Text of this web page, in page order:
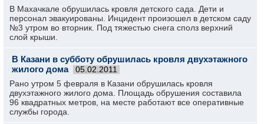
В Махачкале обрушилась кровля детского сада. Дети и
персонал эвакуированы. Инцидент произошел в детском саду
№3 утром во вторник. Под тяжестью снега сполз верхний
слой крыши.
В Казани в субботу обрушилась кровля двухэтажного
жилого дома
05.02.2011
Рано утром 5 февраля в Казани обрушилась кровля
двухэтажного жилого дома. Площадь обрушения составила
96 квадратных метров, на месте работают все оперативные
службы города.